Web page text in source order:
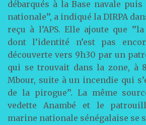
débarqués à la Base navale
nationale’’, a indiqué la DIRPA
reçu à l’APS. Elle ajoute que
dont l’identité n’est pas
découverte vers 9h30 par un
qui se trouvait dans la zone, à
Mbour, suite à un incendie qui
de la pirogue’’. La même
vedette Anambé et le
marine nationale sénégalaise se